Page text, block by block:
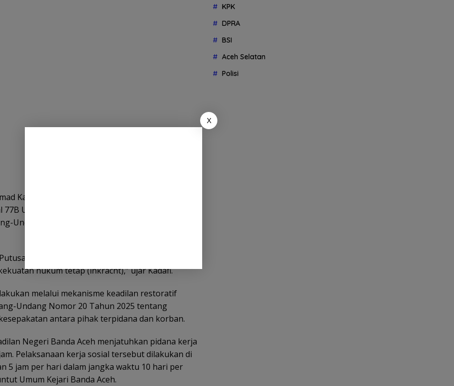
Kadafi, menyampaikan bahwa terpidana WA
Undang-Undang Nomor 35 Tahun 2014
Undang Nomor 1 Tahun 2026 tentang
Pengadilan Negeri Banda Aceh Nomor
hukum tetap (inkracht),” ujar Kadafi.
melalui mekanisme keadilan restoratif
Undang Nomor 20 Tahun 2025 tentang
antara pihak terpidana dan korban.
Negeri Banda Aceh menjatuhkan pidana kerja
Pelaksanaan kerja sosial tersebut dilakukan di
5 jam per hari dalam jangka waktu 10 hari per
Umum Kejari Banda Aceh.
KPK
DPRA
BSI
Aceh Selatan
Polisi
X